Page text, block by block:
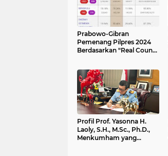
Prabowo-Gibran
Pemenang Pilpres 2024
Berdasarkan "Real Count"
Profil Prof. Yasonna H.
Laoly, S.H., M.Sc., Ph.D.,
Menkumham yang